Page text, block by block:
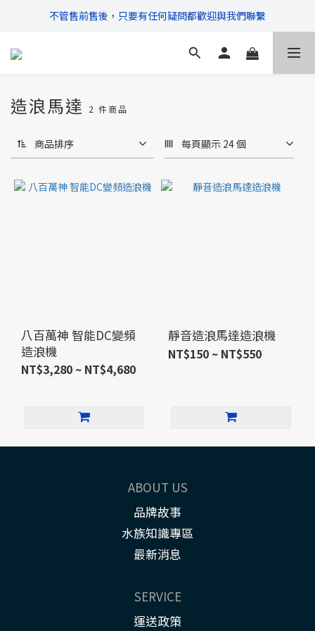
\ 超商滿$399免運!宅配滿$666免運 /
不管售前售後，只要有任何疑問都歡迎與我們聯繫
\ 超商滿$399免運!宅配滿$666免運 /
造浪馬達 2 件商品
商品排序 每頁顯示 24 個
八百萬神 智能DC變頻
造浪機
NT$3,280 ~ NT$4,680
靜音造浪馬達造浪機
NT$150 ~ NT$550
ABOUT US
品牌故事
水族知識專區
最新消息
SERVICE
運送政策